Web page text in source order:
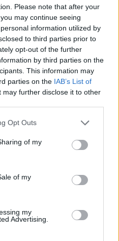
Please note that after your
may continue seeing
information utilized by
to third parties prior to
opt-out of the further
by third parties on the
This information may
parties on the IAB’s List of
may further disclose it to other
Opt Outs
of my
of my
my
Advertising.
10:56
#114160
le.egyértelmű szórás.nagy
10:39
#114157
10:35
történelmi mélypont
#114154